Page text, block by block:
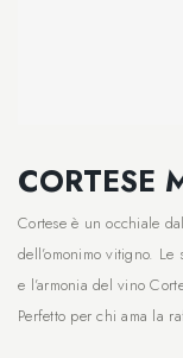
CORTESE
Cortese è un occhiale
dell’omonimo vitigno.
e l’armonia del vino
Perfetto per chi ama la